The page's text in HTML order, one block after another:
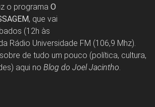
o programa O
, que vai
(12h às
Rádio Universidade FM (106,9 Mhz).
de tudo um pouco (política, cultura,
aqui no Blog do Joel Jacintho.